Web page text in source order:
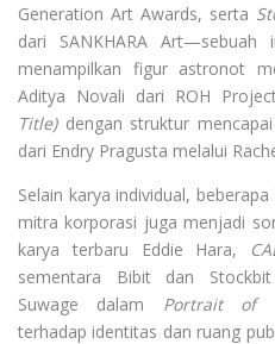
Generation Art Awards, serta
dari SANKHARA Art—sebuah
menampilkan figur astronot
Aditya Novali dari ROH
Title)dengan struktur
dari Endry Pragusta melalui
Selain karya individual,
mitra korporasi juga menjadi
karya terbaru Eddie Hara,
sementara Bibit dan
Suwage dalam Portrait of
terhadap identitas dan ruang